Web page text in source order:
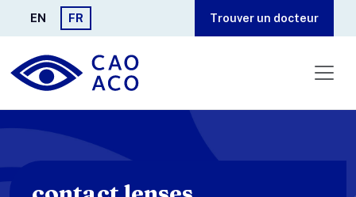
Aller au contenu principal
EN FR Trouver un docteur